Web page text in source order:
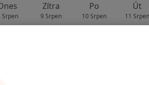
Srpen
Zítra
9 Srpen
Po
10 Srpen
Út
11 Srpen